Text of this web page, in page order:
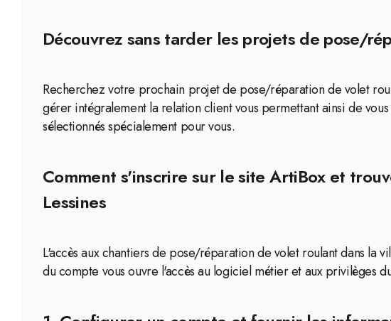
Découvrez sans tarder les projets de pose/
Recherchez votre prochain projet de pose/réparation de volet
gérer intégralement la relation client vous permettant ainsi de
sélectionnés spécialement pour vous.
Comment s'inscrire sur le site ArtiBox et
Lessines
L'accès aux chantiers de pose/réparation de volet roulant dans la
du compte vous ouvre l'accès au logiciel métier et aux privilèges